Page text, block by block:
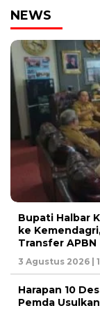
NEWS
Bupati Halbar
ke
Transfer APBN
3 Agustus 2026 |
Harapan 10
Pemda